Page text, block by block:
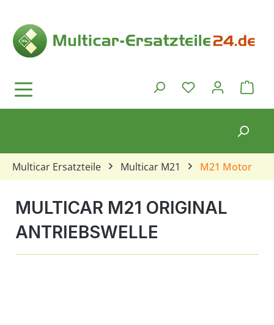
Du hast 0
Multicar Ersatzteile Multicar M21 M21 Motor
MULTICAR M21 ORIGINAL
ANTRIEBSWELLE